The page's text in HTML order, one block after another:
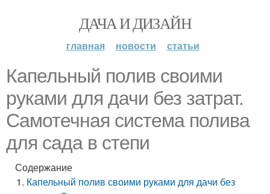
ДАЧА И ДИЗАЙН
главная новости статьи
Капельный полив своими
руками для дачи без затрат.
Самотечная система полива
для сада в степи
Содержание
Капельный полив своими руками для дачи без